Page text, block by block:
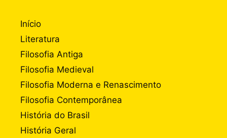
Início
Literatura
Filosofia Antiga
Filosofia Medieval
Filosofia Moderna e Renascimento
Filosofia Contemporânea
História do Brasil
História Geral